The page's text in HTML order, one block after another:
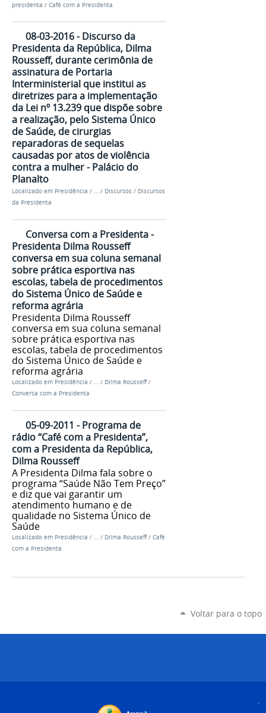
presidenta / Café com a Presidenta
08-03-2016 - Discurso da
Presidenta da República, Dilma
Rousseff, durante cerimônia de
assinatura de Portaria
Interministerial que institui as
diretrizes para a implementação
da Lei nº 13.239 que dispõe sobre
a realização, pelo Sistema Único
de Saúde, de cirurgias
reparadoras de sequelas
causadas por atos de violência
contra a mulher - Palácio do
Planalto
Localizado em Presidência / … / Discursos / Discursos
da Presidenta
Conversa com a Presidenta -
Presidenta Dilma Rousseff
conversa em sua coluna semanal
sobre prática esportiva nas
escolas, tabela de procedimentos
do Sistema Único de Saúde e
reforma agrária
Presidenta Dilma Rousseff
conversa em sua coluna semanal
sobre prática esportiva nas
escolas, tabela de procedimentos
do Sistema Único de Saúde e
reforma agrária
Localizado em Presidência / … / Dilma Rousseff /
Conversa com a Presidenta
05-09-2011 - Programa de
rádio “Café com a Presidenta”,
com a Presidenta da República,
Dilma Rousseff
A Presidenta Dilma fala sobre o
programa “Saúde Não Tem Preço”
e diz que vai garantir um
atendimento humano e de
qualidade no Sistema Único de
Saúde
Localizado em Presidência / … / Dilma Rousseff / Café
com a Presidenta
Voltar para o topo